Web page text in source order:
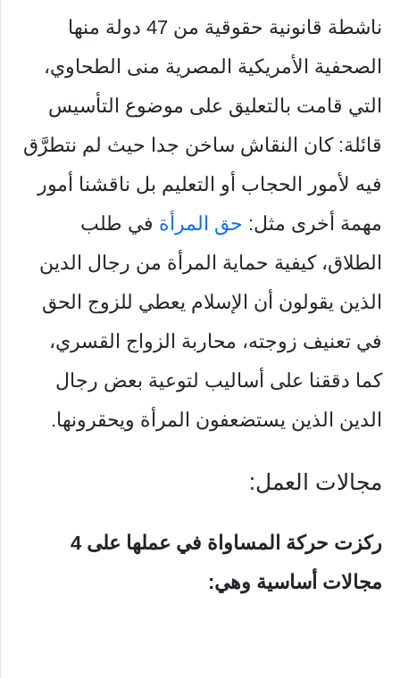
ناشطة قانونية حقوقية من 47 دولة منها
الصحفية الأمريكية المصرية منى الطحاوي،
التي قامت بالتعليق على موضوع التأسيس
قائلة: كان النقاش ساخن جدا حيث لم نتطرَّق
فيه لأمور الحجاب أو التعليم بل ناقشنا أمور
مهمة أخرى مثل: حق المرأة في طلب
الطلاق، كيفية حماية المرأة من رجال الدين
الذين يقولون أن الإسلام يعطي للزوج الحق
في تعنيف زوجته، محاربة الزواج القسري،
كما دققنا على أساليب لتوعية بعض رجال
الدين الذين يستضعفون المرأة ويحقرونها.
مجالات العمل:
ركزت حركة المساواة في عملها على 4
مجالات أساسية وهي: